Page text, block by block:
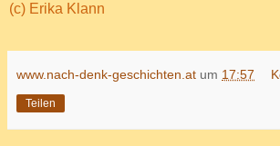
(c) Erika Klann
www.nach-denk-geschichten.at um 17:57
Teilen